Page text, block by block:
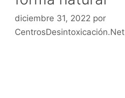
diciembre 31, 2022 por
CentrosDesintoxicación.Net